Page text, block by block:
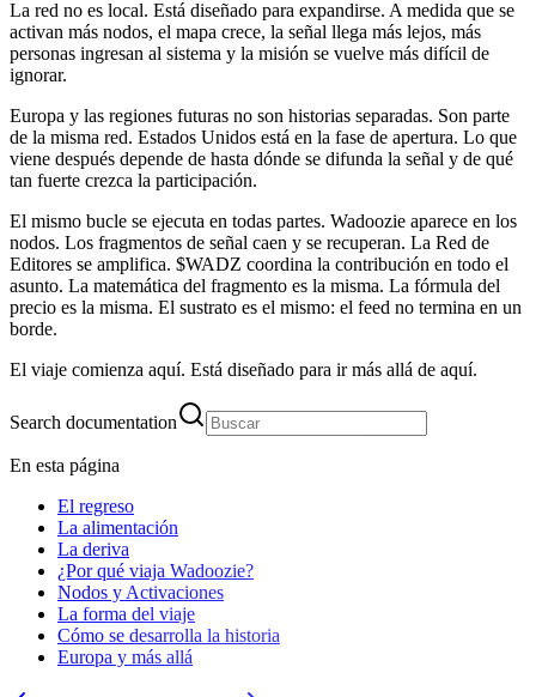
La red no es local. Está diseñado para expandirse. A medida que se
activan más nodos, el mapa crece, la señal llega más lejos, más
personas ingresan al sistema y la misión se vuelve más difícil de
ignorar.
Europa y las regiones futuras no son historias separadas. Son parte
de la misma red. Estados Unidos está en la fase de apertura. Lo que
viene después depende de hasta dónde se difunda la señal y de qué
tan fuerte crezca la participación.
El mismo bucle se ejecuta en todas partes. Wadoozie aparece en los
nodos. Los fragmentos de señal caen y se recuperan. La Red de
Editores se amplifica. $WADZ coordina la contribución en todo el
asunto. La matemática del fragmento es la misma. La fórmula del
precio es la misma. El sustrato es el mismo: el feed no termina en un
borde.
El viaje comienza aquí. Está diseñado para ir más allá de aquí.
Search documentation
En esta página
El regreso
La alimentación
La deriva
¿Por qué viaja Wadoozie?
Nodos y Activaciones
La forma del viaje
Cómo se desarrolla la historia
Europa y más allá